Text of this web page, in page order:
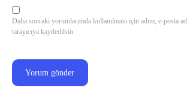
Daha sonraki yorumlarımda kullanılması için adım, e-posta
tarayıcıya kaydedilsin.